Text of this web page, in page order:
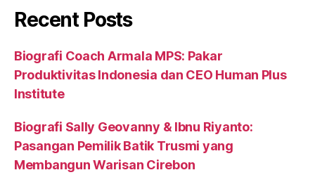
Recent Posts
Biografi Coach Armala MPS: Pakar
Produktivitas Indonesia dan CEO Human Plus
Institute
Biografi Sally Geovanny & Ibnu Riyanto:
Pasangan Pemilik Batik Trusmi yang
Membangun Warisan Cirebon